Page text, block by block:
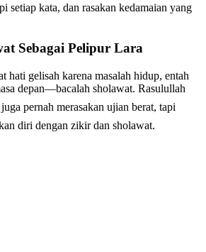
setiap kata, dan rasakan kedamaian yang
Sebagai Pelipur Lara
hati gelisah karena masalah hidup, entah
depan—bacalah sholawat. Rasulullah
diri dengan zikir dan sholawat.